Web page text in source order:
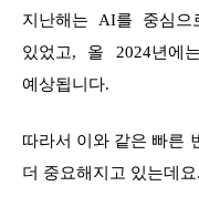
지난해는 AI를 중심
있었고, 올 2024년에
예상됩니다.
따라서 이와 같은 빠른
더 중요해지고 있는데요.